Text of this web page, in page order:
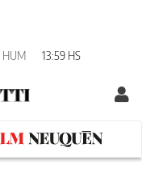
HUM 13:59 HS